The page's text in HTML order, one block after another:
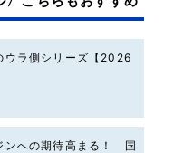
ウラ側シリーズ【2026
ンへの期待高まる！ 国